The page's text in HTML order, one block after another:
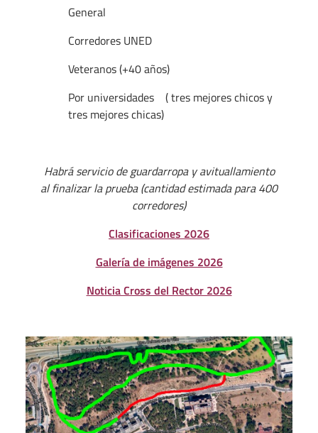
General
Corredores UNED
Veteranos (+40 años)
Por universidades ( tres mejores chicos y
tres mejores chicas)
Habrá servicio de guardarropa y avituallamiento
al finalizar la prueba (cantidad estimada para 400
corredores)
Clasificaciones 2026
Galería de imágenes 2026
Noticia Cross del Rector 2026